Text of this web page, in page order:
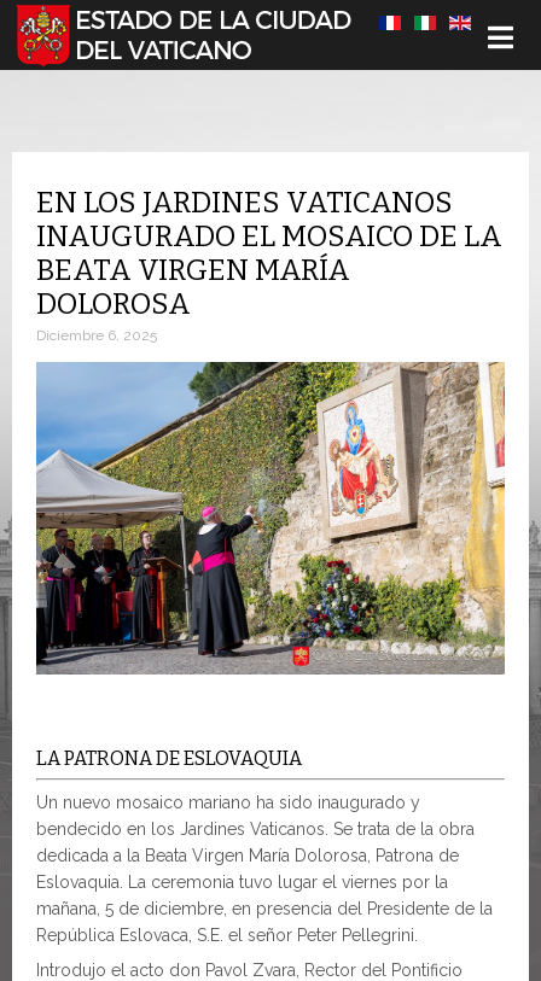
Seleccione su idioma
EN LOS JARDINES VATICANOS
INAUGURADO EL MOSAICO DE LA
BEATA VIRGEN MARÍA
DOLOROSA
Diciembre 6, 2025
LA PATRONA DE ESLOVAQUIA
Un nuevo mosaico mariano ha sido inaugurado y
bendecido en los Jardines Vaticanos. Se trata de la obra
dedicada a la Beata Virgen María Dolorosa, Patrona de
Eslovaquia. La ceremonia tuvo lugar el viernes por la
mañana, 5 de diciembre, en presencia del Presidente de la
República Eslovaca, S.E. el señor Peter Pellegrini.
Introdujo el acto don Pavol Zvara, Rector del Pontificio